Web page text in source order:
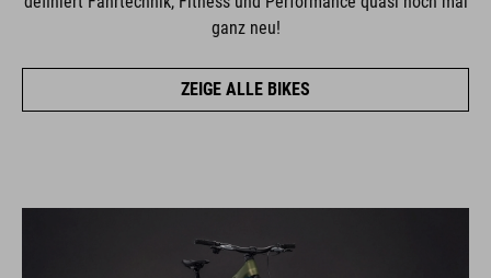
ganz neu!
ZEIGE ALLE BIKES